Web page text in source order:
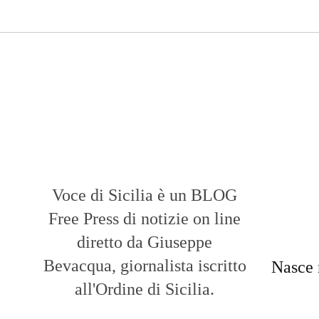
Voce di Sicilia è un BLOG
Free Press di notizie on line
diretto da Giuseppe
Bevacqua, giornalista iscritto
all'Ordine di Sicilia.